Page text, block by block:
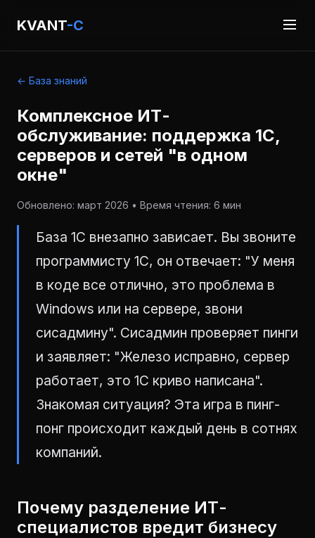
KVANT-C
← База знаний
Комплексное ИТ-
обслуживание: поддержка 1С,
серверов и сетей "в одном
окне"
Обновлено: март 2026 • Время чтения: 6 мин
База 1С внезапно зависает. Вы звоните
программисту 1С, он отвечает: "У меня
в коде все отлично, это проблема в
Windows или на сервере, звони
сисадмину". Сисадмин проверяет пинги
и заявляет: "Железо исправно, сервер
работает, это 1С криво написана".
Знакомая ситуация? Эта игра в пинг-
понг происходит каждый день в сотнях
компаний.
Почему разделение ИТ-
специалистов вредит бизнесу